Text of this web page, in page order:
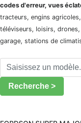
codes d'erreur, vues
tracteurs, engins
téléviseurs, loisirs,
garage, stations de
Recherche >